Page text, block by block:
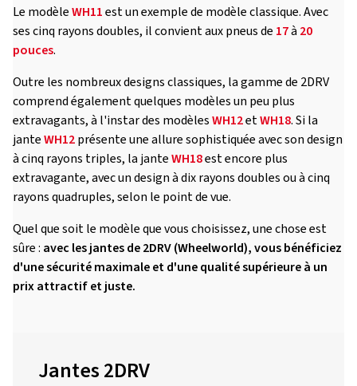
Le modèleWH11est un exemple de modèle classique. Avec
ses cinq rayons doubles, il convient aux pneus de 17à 20
pouces.
Outre les nombreux designs classiques, la gamme de 2DRV
comprend également quelques modèles un peu plus
extravagants, à l'instar des modèlesWH12etWH18. Si la
janteWH12présente une allure sophistiquée avec son design
à cinq rayons triples, la janteWH18est encore plus
extravagante, avec un design à dix rayons doubles ou à cinq
rayons quadruples, selon le point de vue.
Quel que soit le modèle que vous choisissez, une chose est
sûre : avec les jantes de 2DRV (Wheelworld), vous bénéficiez
d'une sécurité maximale et d'une qualité supérieure à un
prix attractif et juste.
Jantes 2DRV